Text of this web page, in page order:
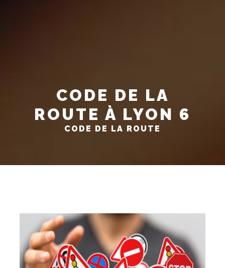
CODE DE LA
ROUTE À LYON 6
CODE DE LA ROUTE